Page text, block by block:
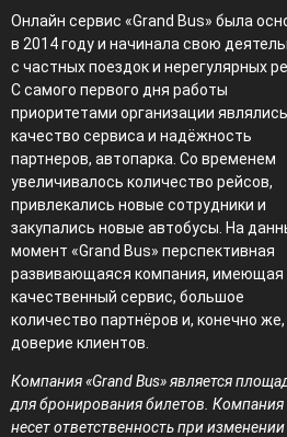
Онлайн сервис «Grand Bus» была
в 2014 году и начинала свою
с частных поездок и нерегулярных
С самого первого дня работы
приоритетами организации являлись
качество сервиса и надёжность
партнеров, автопарка. Со временем
увеличивалось количество рейсов,
привлекались новые сотрудники и
закупались новые автобусы. На
момент «Grand Bus» перспективная
развивающаяся компания, имеющая
качественный сервис, большое
количество партнёров и, конечно же,
доверие клиентов.
Компания «Grand Bus» является
для бронирования билетов. Компания
несет ответственность при изменении